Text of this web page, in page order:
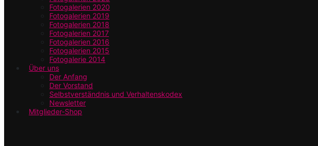
Fotogalerien 2020
Fotogalerien 2019
Fotogalerien 2018
Fotogalerien 2017
Fotogalerien 2016
Fotogalerien 2015
Fotogalerie 2014
Über uns
Der Anfang
Der Vorstand
Selbstverständnis und Verhaltenskodex
Newsletter
Mitglieder-Shop